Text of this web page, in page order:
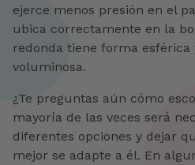
ejerce menos presión en el
ubica correctamente en la
redonda tiene forma
voluminosa.
¿Te preguntas aún cómo
mayoría de las veces será
diferentes opciones y dejar
mejor se adapte a él. En